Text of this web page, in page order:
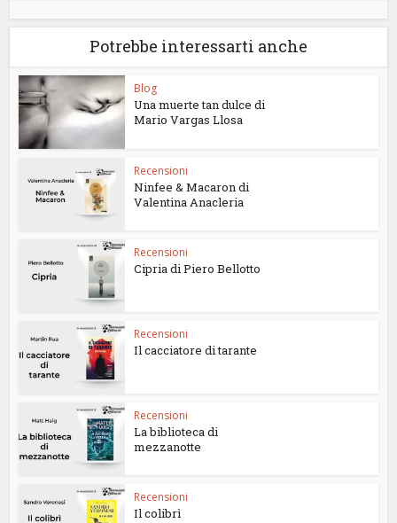
Potrebbe interessarti anche
Blog
Una muerte tan dulce di
Mario Vargas Llosa
Recensioni
Ninfee & Macaron di
Valentina Anacleria
Recensioni
Cipria di Piero Bellotto
Recensioni
Il cacciatore di tarante
Recensioni
La biblioteca di
mezzanotte
Recensioni
Il colibrì